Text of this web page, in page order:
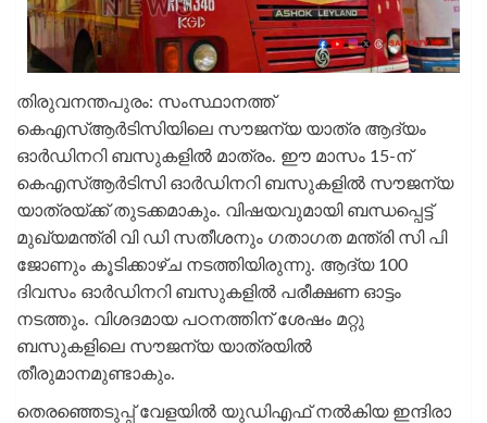
തിരുവനന്തപുരം: സംസ്ഥാനത്ത്
കെഎസ്ആര്‍ടിസിയിലെ സൗജന്യ യാത്ര ആദ്യം
ഓര്‍ഡിനറി ബസുകളില്‍ മാത്രം. ഈ മാസം 15-ന്
കെഎസ്ആര്‍ടിസി ഓര്‍ഡിനറി ബസുകളില്‍ സൗജന്യ
യാത്രയ്ക്ക് തുടക്കമാകും. വിഷയവുമായി ബന്ധപ്പെട്ട്
മുഖ്യമന്ത്രി വി ഡി സതീശനും ഗതാഗത മന്ത്രി സി പി
ജോണും കൂടിക്കാഴ്ച നടത്തിയിരുന്നു. ആദ്യ 100
ദിവസം ഓര്‍ഡിനറി ബസുകളില്‍ പരീക്ഷണ ഓട്ടം
നടത്തും. വിശദമായ പഠനത്തിന് ശേഷം മറ്റു
ബസുകളിലെ സൗജന്യ യാത്രയില്‍
തീരുമാനമുണ്ടാകും.
തെരഞ്ഞെടുപ്പ് വേളയിൽ യുഡിഎഫ് നൽകിയ ഇന്ദിരാ